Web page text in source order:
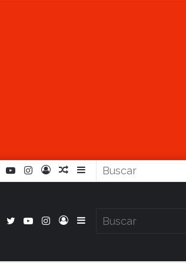
Barra
Artículo
Iniciar
Instagram
YouTube
Twitter
Barra
Iniciar
Instagram
YouTube
Twitter
Facebook